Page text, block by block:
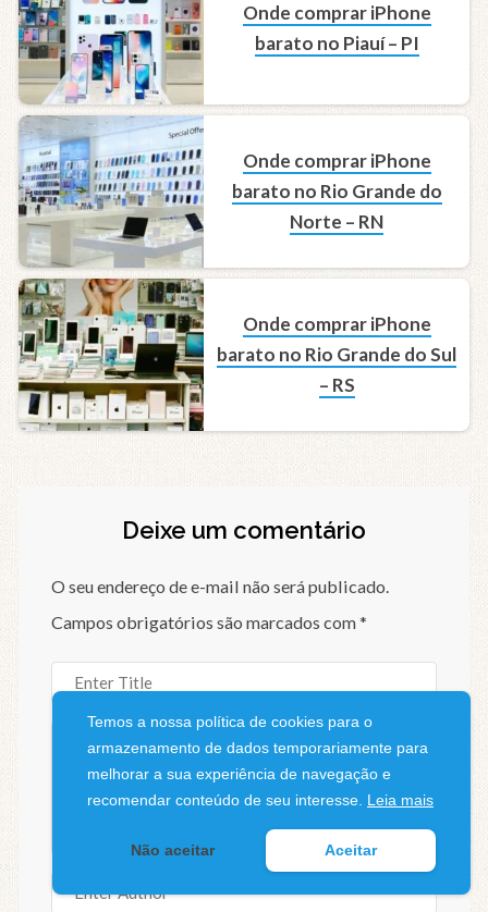
Onde comprar iPhone
barato no Piauí – PI
Onde comprar iPhone
barato no Rio Grande do
Norte – RN
Onde comprar iPhone
barato no Rio Grande do Sul
– RS
Deixe um comentário
O seu endereço de e-mail não será publicado.
Campos obrigatórios são marcados com*
Temos a nossa política de cookies para o
armazenamento de dados temporariamente para
melhorar a sua experiência de navegação e
recomendar conteúdo de seu interesse. Leia mais
Não aceitar Aceitar